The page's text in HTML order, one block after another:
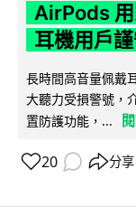
AirPods
耳機用戶
長時間高音量佩戴
大聽力受損警號，
置防護功能，...
20 分享